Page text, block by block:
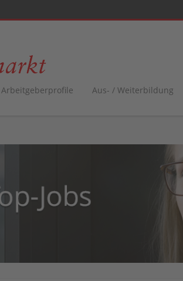
Arbeitgeberprofile Aus- / Weiterbildung